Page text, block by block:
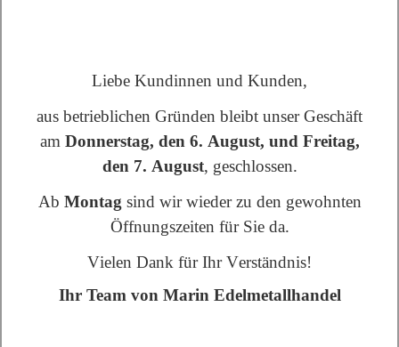
Experten beraten, um den besten Wert für Ihre Schätze
zu erzielen.
Bremen und die historische
Verbindung zu Edelmetallen
Edelmetalle spielten in der Geschichte Bremens eine
wichtige Rolle im Handel und in der Münzprägung. Seit
Umgang mit Gold, Silber und anderen Edelmetallen. Als
wichtige Währungseinheiten und Handelsgüter trugen
Liebe Kundinnen und Kunden,
aus betrieblichen Gründen bleibt unser Geschäft
am Donnerstag, den 6. August, und Freitag,
den 7. August, geschlossen.
Ab Montag sind wir wieder zu den gewohnten
Öffnungszeiten für Sie da.
Vielen Dank für Ihr Verständnis!
Ihr Team von Marin Edelmetallhandel